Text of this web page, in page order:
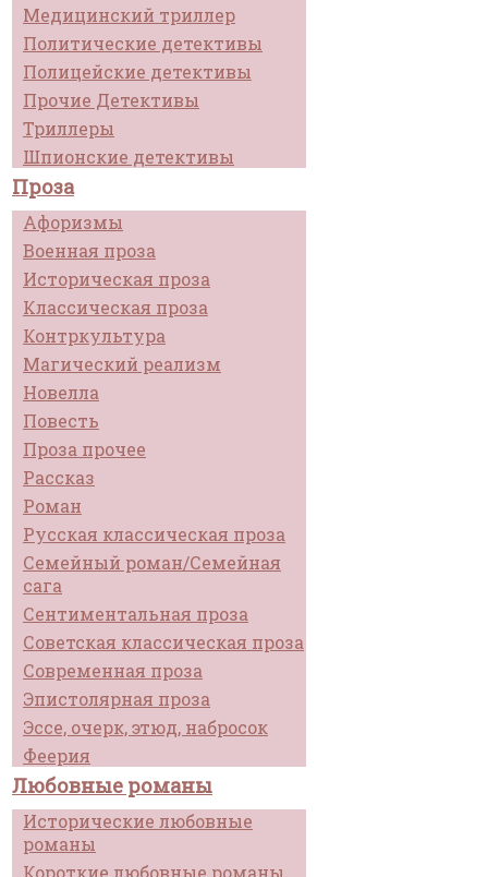
Медицинский триллер
Политические детективы
Полицейские детективы
Прочие Детективы
Триллеры
Шпионские детективы
Проза
Афоризмы
Военная проза
Историческая проза
Классическая проза
Контркультура
Магический реализм
Новелла
Повесть
Проза прочее
Рассказ
Роман
Русская классическая проза
Семейный роман/Семейная
сага
Сентиментальная проза
Советская классическая проза
Современная проза
Эпистолярная проза
Эссе, очерк, этюд, набросок
Феерия
Любовные романы
Исторические любовные
романы
Короткие любовные романы